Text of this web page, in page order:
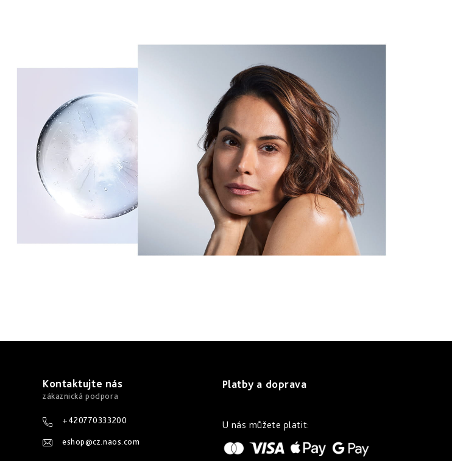
Kontaktujte nás
+420770333200
eshop@cz.naos.com
Platby a doprava
U nás můžete platit: